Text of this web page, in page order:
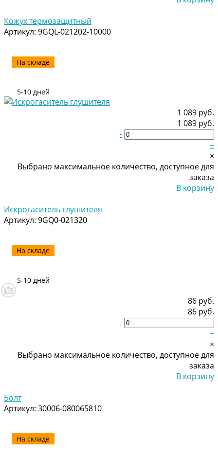
Кожух термозащитный
Артикул: 9GQL-021202-10000
На складе
5-10 дней
1 089 руб.
1 089 руб.
-
+
×
Выбрано максимальное количество, доступное для
заказа
В корзину
Искрогаситель глушителя
Артикул: 9GQ0-021320
На складе
5-10 дней
86 руб.
86 руб.
-
+
×
Выбрано максимальное количество, доступное для
заказа
В корзину
Болт
Артикул: 30006-080065810
На складе